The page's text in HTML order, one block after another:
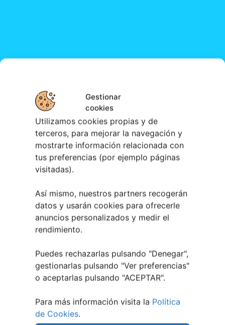
Gestionar
cookies
Utilizamos cookies propias y de
terceros, para mejorar la navegación y
mostrarte información relacionada con
tus preferencias (por ejemplo páginas
visitadas).
Así mismo, nuestros partners recogerán
datos y usarán cookies para ofrecerle
anuncios personalizados y medir el
rendimiento.
Puedes rechazarlas pulsando "Denegar",
gestionarlas pulsando "Ver preferencias"
o aceptarlas pulsando "ACEPTAR".
Para más información visita la Política
de Cookies.